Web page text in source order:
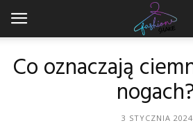
Co oznaczają
3 STYCZNIA 2024